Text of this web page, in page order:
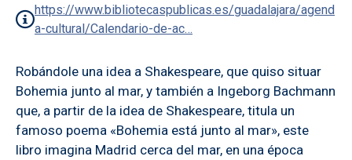
https://www.bibliotecaspublicas.es/guadalajara/agend
a-cultural/Calendario-de-ac…
Robándole una idea a Shakespeare, que quiso situar
Bohemia junto al mar, y también a Ingeborg Bachmann
que, a partir de la idea de Shakespeare, titula un
famoso poema «Bohemia está junto al mar», este
libro imagina Madrid cerca del mar, en una época